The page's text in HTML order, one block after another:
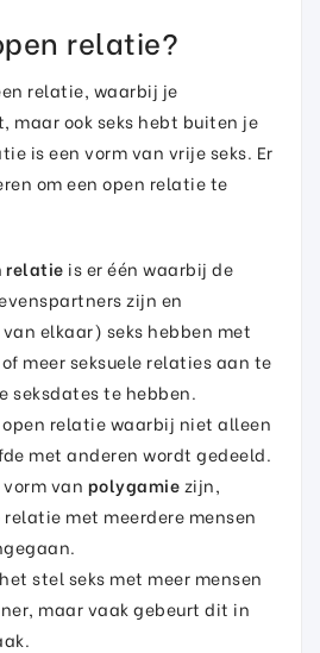
relatie?
relatie, waarbij je
maar ook seks hebt buiten je
is een vorm van vrije seks. Er
om een open relatie te
relatie is er één waarbij de
zijn en
elkaar) seks hebben met
meer seksuele relaties aan te
seksdates te hebben.
open relatie waarbij niet alleen
met anderen wordt gedeeld.
van polygamie zijn,
met meerdere mensen
stel seks met meer mensen
maar vaak gebeurt dit in